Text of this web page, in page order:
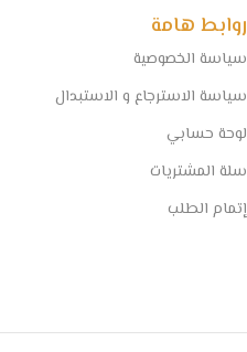
روابط هامة
سياسة الخصوصية
سياسة الاسترجاع و الاستبدال
لوحة حسابي
سلة المشتريات
إتمام الطلب